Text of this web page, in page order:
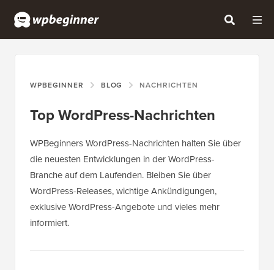
WPBEGINNER BLOG NACHRICHTEN
Top WordPress-Nachrichten
WPBeginners WordPress-Nachrichten halten Sie über
die neuesten Entwicklungen in der WordPress-
Branche auf dem Laufenden. Bleiben Sie über
WordPress-Releases, wichtige Ankündigungen,
exklusive WordPress-Angebote und vieles mehr
informiert.